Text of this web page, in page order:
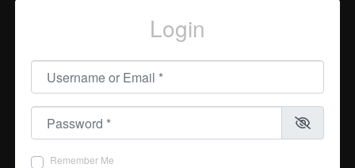
Login
Username or Email
Password
Remember Me